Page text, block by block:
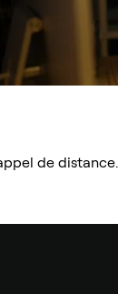
de distance.